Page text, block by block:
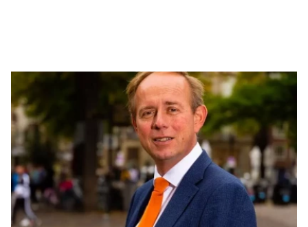
Podcasts
Muziek
Artikelen
Kanalen
Steun
onze